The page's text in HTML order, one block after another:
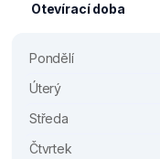
Otevírací doba
Pondělí
Úterý
Středa
Čtvrtek